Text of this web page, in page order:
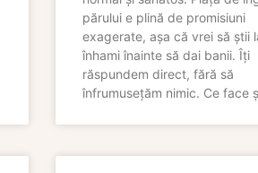
părului e plină de promisiuni
exagerate, așa că vrei să știi
înhami înainte să dai banii. Îți
răspundem direct, fără să
înfrumusețăm nimic. Ce face